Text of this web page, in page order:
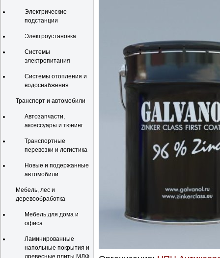
Электрические
подстанции
Электроустановка
Системы
электропитания
Системы отопления и
водоснабжения
Транспорт и автомобили
Автозапчасти,
аксессуары и тюнинг
Транспортные
перевозки и логистика
Новые и подержанные
автомобили
Мебель, лес и
деревообработка
Мебель для дома и
офиса
Ламинированные
напольные покрытия и
древесные плиты МДФ,